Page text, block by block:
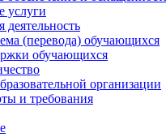
услуги
деятельность
(перевода) обучающихся
обучающихся
организации
и требования